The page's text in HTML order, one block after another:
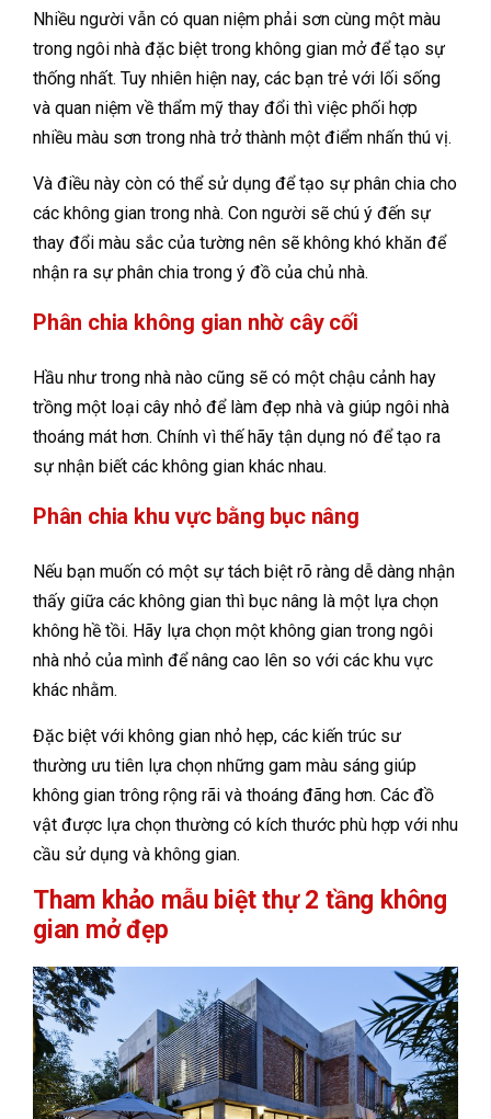
Nhiều người vẫn có quan niệm phải sơn cùng một màu
trong ngôi nhà đặc biệt trong không gian mở để tạo sự
thống nhất. Tuy nhiên hiện nay, các bạn trẻ với lối sống
và quan niệm về thẩm mỹ thay đổi thì việc phối hợp
nhiều màu sơn trong nhà trở thành một điểm nhấn thú vị.
Và điều này còn có thể sử dụng để tạo sự phân chia cho
các không gian trong nhà. Con người sẽ chú ý đến sự
thay đổi màu sắc của tường nên sẽ không khó khăn để
nhận ra sự phân chia trong ý đồ của chủ nhà.
Phân chia không gian nhờ cây cối
Hầu như trong nhà nào cũng sẽ có một chậu cảnh hay
trồng một loại cây nhỏ để làm đẹp nhà và giúp ngôi nhà
thoáng mát hơn. Chính vì thế hãy tận dụng nó để tạo ra
sự nhận biết các không gian khác nhau.
Phân chia khu vực bằng bục nâng
Nếu bạn muốn có một sự tách biệt rõ ràng dễ dàng nhận
thấy giữa các không gian thì bục nâng là một lựa chọn
không hề tồi. Hãy lựa chọn một không gian trong ngôi
nhà nhỏ của mình để nâng cao lên so với các khu vực
khác nhằm.
Đặc biệt với không gian nhỏ hẹp, các kiến trúc sư
thường ưu tiên lựa chọn những gam màu sáng giúp
không gian trông rộng rãi và thoáng đãng hơn. Các đồ
vật được lựa chọn thường có kích thước phù hợp với nhu
cầu sử dụng và không gian.
Tham khảo mẫu biệt thự 2 tầng không
gian mở đẹp